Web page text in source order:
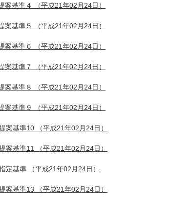
案基準４ （平成21年02月24日）
案基準５ （平成21年02月24日）
案基準６ （平成21年02月24日）
案基準７ （平成21年02月24日）
案基準８ （平成21年02月24日）
案基準９ （平成21年02月24日）
案基準10 （平成21年02月24日）
案基準11 （平成21年02月24日）
定基準 （平成21年02月24日）
案基準13 （平成21年02月24日）